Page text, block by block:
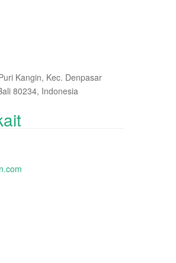
Kangin, Kec. Denpasar
80234, Indonesia